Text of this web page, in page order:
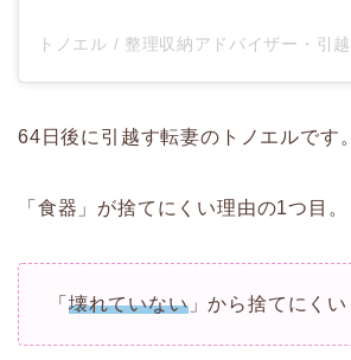
64日後に引越す転妻のトノエルです。
「食器」が捨てにくい理由の1つ目。
「 壊れていない」から捨てにくい